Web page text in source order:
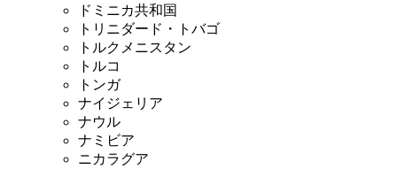
ドミニカ共和国
トリニダード・トバゴ
トルクメニスタン
トルコ
トンガ
ナイジェリア
ナウル
ナミビア
ニカラグア